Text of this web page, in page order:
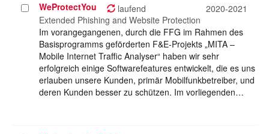
Projekt
auswählen
WeProtectYou laufend
2020-2021
Extended Phishing and Website Protection
Im vorangegangenen, durch die FFG im Rahmen des
Basisprogramms geförderten F&E-Projekts „MITA –
Mobile Internet Traffic Analyser“ haben wir sehr
erfolgreich einige Softwarefeatures entwickelt, die es uns
erlauben unsere Kunden, primär Mobilfunkbetreiber, und
deren Kunden besser zu schützen. Im vorliegenden…